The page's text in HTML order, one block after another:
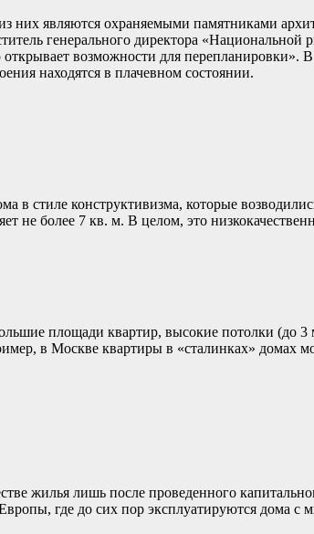
являются охраняемыми памятниками
генерального директора
возможности для перепланировки».
находятся в плачевном состоянии.
конструктивизма, которые
не более 7 кв. м. В целом, это
площади квартир, высокие потолки (до
в Москве квартиры в «сталинках» домах
жилья лишь после проведенного
где до сих пор эксплуатируются дома с